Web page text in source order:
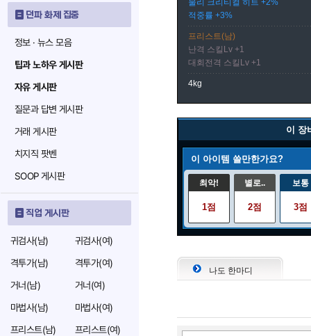
던파 화제 집중
정보 · 뉴스 모음
팁과 노하우 게시판
자유 게시판
질문과 답변 게시판
거래 게시판
치지직 팟벤
SOOP 게시판
직업 게시판
귀검사(남)
귀검사(여)
격투가(남)
격투가(여)
거너(남)
거너(여)
마법사(남)
마법사(여)
프리스트(남)
프리스트(여)
물리 크리티컬 히트 +2%
적중률 +3%
프리스트(남)
난격 스킬Lv +1
대회전격 스킬Lv +1
4kg
이 장
이 아이템 쓸만한가요?
최악!
1점
별로..
2점
보통
3점
나도 한마디